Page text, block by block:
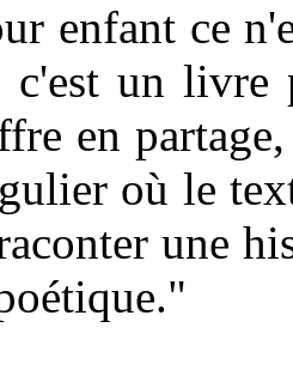
enfant ce
c'est un
en
où le
une